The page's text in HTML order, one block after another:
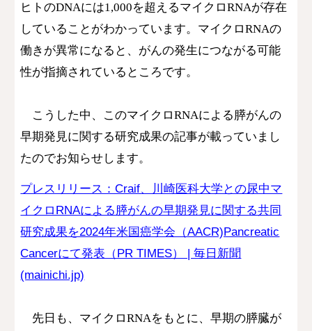
ヒトのDNAには1,000を超えるマイクロRNAが存在
していることがわかっています。マイクロRNAの
働きが異常になると、がんの発生につながる可能
性が指摘されているところです。
こうした中、このマイクロRNAによる膵がんの
早期発見に関する研究成果の記事が載っていまし
たのでお知らせします。
プレスリリース：Craif、川崎医科大学との尿中マ
イクロRNAによる膵がんの早期発見に関する共同
研究成果を2024年米国癌学会（AACR)Pancreatic
Cancerにて発表（PR TIMES） | 毎日新聞
(mainichi.jp)
先日も、マイクロRNAをもとに、早期の膵臓が